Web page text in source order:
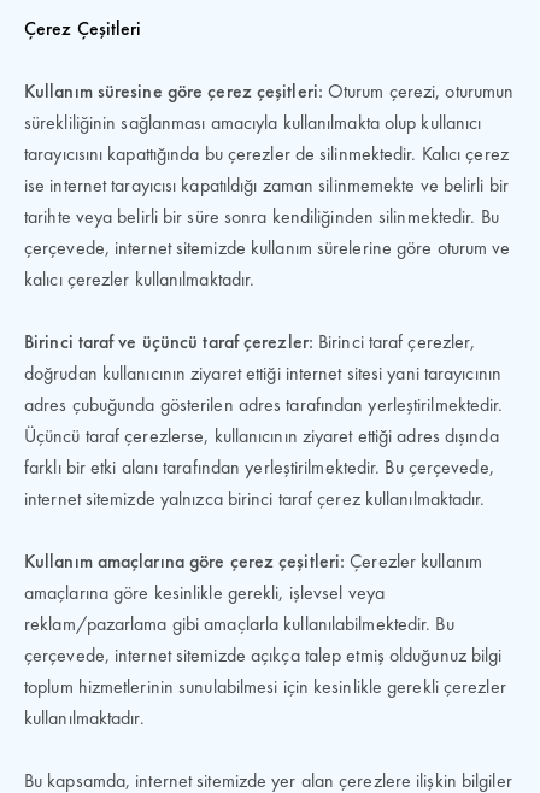
Çerez Çeşitleri
Kullanım süresine göre çerez çeşitleri: Oturum çerezi, oturumun
sürekliliğinin sağlanması amacıyla kullanılmakta olup kullanıcı
tarayıcısını kapattığında bu çerezler de silinmektedir. Kalıcı çerez
ise internet tarayıcısı kapatıldığı zaman silinmemekte ve belirli bir
tarihte veya belirli bir süre sonra kendiliğinden silinmektedir. Bu
çerçevede, internet sitemizde kullanım sürelerine göre oturum ve
kalıcı çerezler kullanılmaktadır.
Birinci taraf ve üçüncü taraf çerezler: Birinci taraf çerezler,
doğrudan kullanıcının ziyaret ettiği internet sitesi yani tarayıcının
adres çubuğunda gösterilen adres tarafından yerleştirilmektedir.
Üçüncü taraf çerezlerse, kullanıcının ziyaret ettiği adres dışında
farklı bir etki alanı tarafından yerleştirilmektedir. Bu çerçevede,
internet sitemizde yalnızca birinci taraf çerez kullanılmaktadır.
Kullanım amaçlarına göre çerez çeşitleri:Çerezler kullanım
amaçlarına göre kesinlikle gerekli, işlevsel veya
reklam/pazarlama gibi amaçlarla kullanılabilmektedir. Bu
çerçevede, internet sitemizde açıkça talep etmiş olduğunuz bilgi
toplum hizmetlerinin sunulabilmesi için kesinlikle gerekli çerezler
kullanılmaktadır.
Bu kapsamda, internet sitemizde yer alan çerezlere ilişkin bilgiler